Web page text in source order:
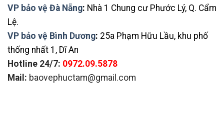
VP bảo vệ Đà Nẵng: Nhà 1 Chung cư Phước Lý, Q. Cẩm
Lệ.
VP bảo vệ Bình Dương: 25a Phạm Hữu Lầu, khu phố
thống nhất 1, Dĩ An
Hotline 24/7: 0972.09.5878
Mail: baovephuctam@gmail.com